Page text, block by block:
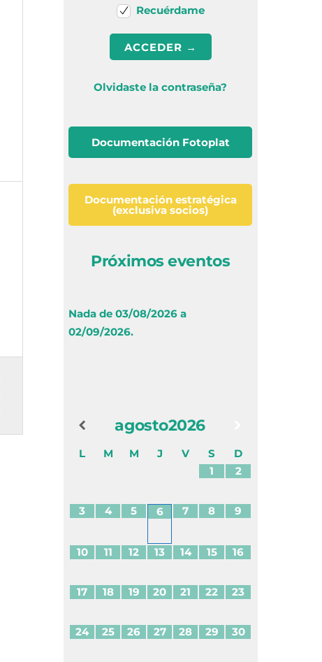
Recuérdame
Olvidaste la contraseña?
Documentación Fotoplat
Documentación estratégica
(exclusiva socios)
Próximos eventos
Nada de 03/08/2026 a
02/09/2026.
agosto2026
L M M J V S
D
1
2
3 4 5 6 7 8 9
10 11 12 13 14 15 16
17 18 19 20 21 22 23
24 25 26 27 28 29 30